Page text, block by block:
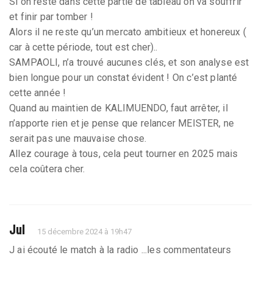
et finir par tomber !
Alors il ne reste qu’un mercato ambitieux et honereux (
car à cette période, tout est cher)..
SAMPAOLI, n’a trouvé aucunes clés, et son analyse est
bien longue pour un constat évident ! On c’est planté
cette année !
Quand au maintien de KALIMUENDO, faut arrêter, il
n’apporte rien et je pense que relancer MEISTER, ne
serait pas une mauvaise chose.
Allez courage à tous, cela peut tourner en 2025 mais
cela coûtera cher.
Jul 15 décembre 2024 à 19h47
J ai écouté le match à la radio ...les commentateurs